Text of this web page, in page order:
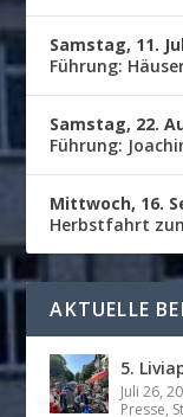
Samstag, 11.
Führung:
Samstag, 22.
Führung:
Mittwoch, 16.
Herbstfahrt
AKTUELLE
5.
Juli 26,
Presse,